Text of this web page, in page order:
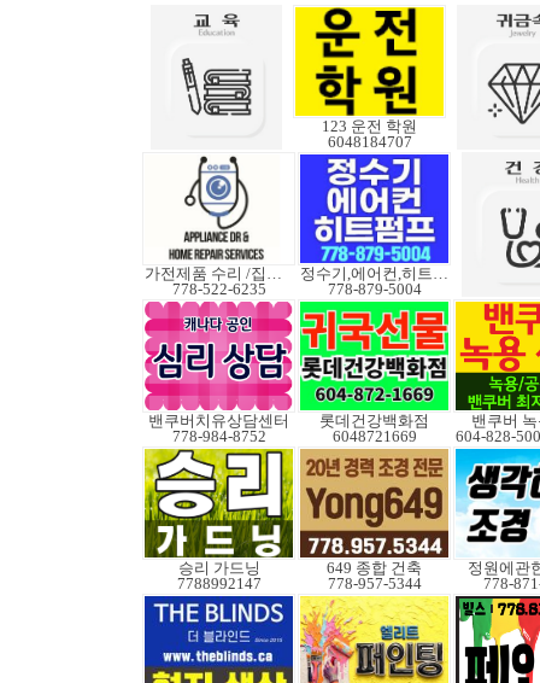
123 운전 학원
6048184707
가전제품 수리 /집수리
778-522-6235
정수기,에어컨,히트펌프
778-879-5004
밴쿠버치유상담센터
778-984-8752
롯데건강백화점
6048721669
밴쿠버
승리 가드닝
7788992147
649 종합 건축
778-957-5344
정원에관
778-